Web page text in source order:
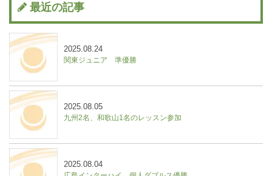
最近の記事
関東ジュニア 準優勝
2025.08.24
九州2名、和歌山1名のレッスン参加
2025.08.05
2025.08.04